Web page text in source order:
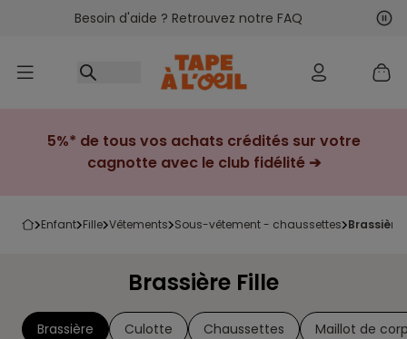
Accéder au contenu
Besoin d'aide ? Retrouvez notre FAQ
5%* de tous vos achats crédités sur votre
cagnotte avec le club fidélité ➔
enfant fille vêtements sous-vêtement - chaussettes
Brassière Fille
Brassière Culotte Chaussettes Maillot de